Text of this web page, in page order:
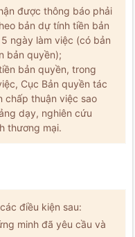
được thông báo phải
bản dự tính tiền bản
ngày làm việc (có bản
bản quyền);
bản quyền, trong
Cục Bản quyền tác
chấp thuận việc sao
dạy, nghiên cứu
thương mại.
điều kiện sau:
minh đã yêu cầu và